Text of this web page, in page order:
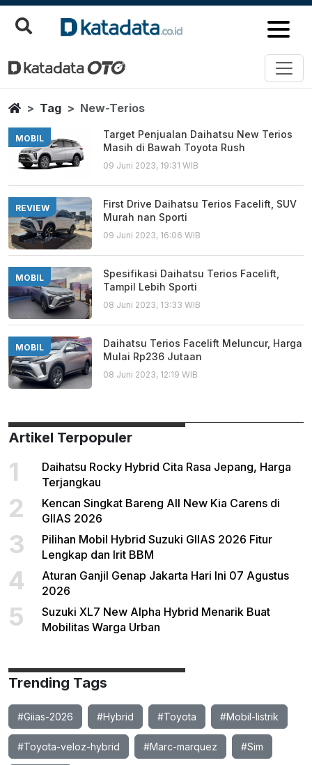
New Terios
Berita Terbaru
HomeTag New-Terios
MOBIL
Target Penjualan Daihatsu New Terios
Masih di Bawah Toyota Rush
09 Juni 2023, 19:31 WIB
REVIEW
First Drive Daihatsu Terios Facelift, SUV
Murah nan Sporti
09 Juni 2023, 16:06 WIB
MOBIL
Spesifikasi Daihatsu Terios Facelift,
Tampil Lebih Sporti
08 Juni 2023, 13:33 WIB
MOBIL
Daihatsu Terios Facelift Meluncur, Harga
Mulai Rp236 Jutaan
08 Juni 2023, 12:19 WIB
Artikel Terpopuler
1
Daihatsu Rocky Hybrid Cita Rasa Jepang, Harga
Terjangkau
2
Kencan Singkat Bareng All New Kia Carens di
GIIAS 2026
3
Pilihan Mobil Hybrid Suzuki GIIAS 2026 Fitur
Lengkap dan Irit BBM
4
Aturan Ganjil Genap Jakarta Hari Ini 07 Agustus
2026
5
Suzuki XL7 New Alpha Hybrid Menarik Buat
Mobilitas Warga Urban
Trending Tags
#Giias-2026 #Hybrid #Toyota #Mobil-listrik
#Toyota-veloz-hybrid #Marc-marquez #Sim